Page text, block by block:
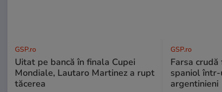
GSP.ro
Uitat pe bancă în finala Cupei
Mondiale, Lautaro Martinez a rupt
tăcerea
GSP.ro
Farsa
spaniol într-
argentinieni